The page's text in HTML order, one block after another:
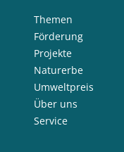
Themen
Förderung
Projekte
Naturerbe
Umweltpreis
Über uns
Service